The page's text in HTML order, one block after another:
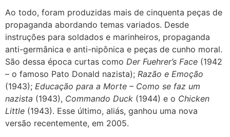
Ao todo, foram produzidas mais de cinquenta peças de
propaganda abordando temas variados. Desde
instruções para soldados e marinheiros, propaganda
anti-germânica e anti-nipônica e peças de cunho moral.
São dessa época curtas como Der Fuehrer’s Face (1942
– o famoso Pato Donald nazista); Razão e Emoção
(1943); Educação para a Morte – Como se faz um
nazista (1943), Commando Duck (1944) e o Chicken
Little (1943). Esse último, aliás, ganhou uma nova
versão recentemente, em 2005.